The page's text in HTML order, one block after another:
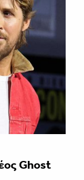
Ghost